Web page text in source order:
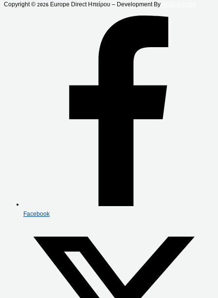
Copyright © 2026 Europe Direct Ηπείρου – Development By
Facebook